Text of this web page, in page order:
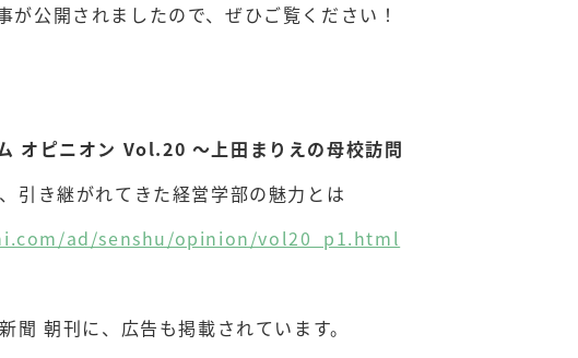
が公開されましたので、ぜひご覧ください！
オピニオン Vol.20 〜上田まりえの母校訪問
引き継がれてきた経営学部の魅力とは
ad/senshu/opinion/vol20_p1.html
聞 朝刊に、広告も掲載されています。